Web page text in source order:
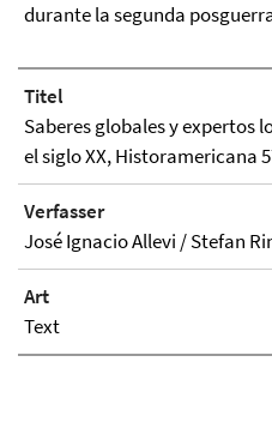
durante la segunda
Titel
Saberes globales y expertos
el siglo XX, Historamericana
Verfasser
José Ignacio Allevi / Stefan
Art
Text